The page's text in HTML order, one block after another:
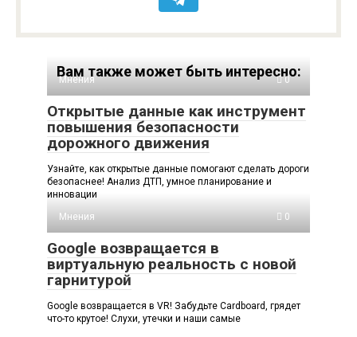
Вам также может быть интересно:
Мнения 0
Открытые данные как инструмент
повышения безопасности
дорожного движения
Узнайте, как открытые данные помогают сделать дороги
безопаснее! Анализ ДТП, умное планирование и
инновации
Мнения
0
Google возвращается в
виртуальную реальность с новой
гарнитурой
Google возвращается в VR! Забудьте Cardboard, грядет
что-то крутое! Слухи, утечки и наши самые